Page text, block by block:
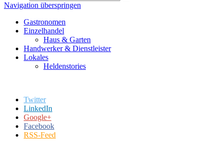
Navigation überspringen
Gastronomen
Einzelhandel
Haus & Garten
Handwerker & Dienstleister
Lokales
Heldenstories
Twitter
LinkedIn
Google+
Facebook
RSS-Feed